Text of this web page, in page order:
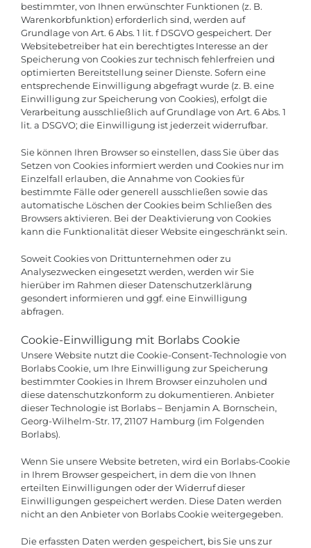
bestimmter, von Ihnen erwünschter Funktionen (z. B.
Warenkorbfunktion) erforderlich sind, werden auf
Grundlage von Art. 6 Abs. 1 lit. f DSGVO gespeichert. Der
Websitebetreiber hat ein berechtigtes Interesse an der
Speicherung von Cookies zur technisch fehlerfreien und
optimierten Bereitstellung seiner Dienste. Sofern eine
entsprechende Einwilligung abgefragt wurde (z. B. eine
Einwilligung zur Speicherung von Cookies), erfolgt die
Verarbeitung ausschließlich auf Grundlage von Art. 6 Abs. 1
lit. a DSGVO; die Einwilligung ist jederzeit widerrufbar.
Sie können Ihren Browser so einstellen, dass Sie über das
Setzen von Cookies informiert werden und Cookies nur im
Einzelfall erlauben, die Annahme von Cookies für
bestimmte Fälle oder generell ausschließen sowie das
automatische Löschen der Cookies beim Schließen des
Browsers aktivieren. Bei der Deaktivierung von Cookies
kann die Funktionalität dieser Website eingeschränkt sein.
Soweit Cookies von Drittunternehmen oder zu
Analysezwecken eingesetzt werden, werden wir Sie
hierüber im Rahmen dieser Datenschutzerklärung
gesondert informieren und ggf. eine Einwilligung
abfragen.
Cookie-Einwilligung mit Borlabs Cookie
Unsere Website nutzt die Cookie-Consent-Technologie von
Borlabs Cookie, um Ihre Einwilligung zur Speicherung
bestimmter Cookies in Ihrem Browser einzuholen und
diese datenschutzkonform zu dokumentieren. Anbieter
dieser Technologie ist Borlabs – Benjamin A. Bornschein,
Georg-Wilhelm-Str. 17, 21107 Hamburg (im Folgenden
Borlabs).
Wenn Sie unsere Website betreten, wird ein Borlabs-Cookie
in Ihrem Browser gespeichert, in dem die von Ihnen
erteilten Einwilligungen oder der Widerruf dieser
Einwilligungen gespeichert werden. Diese Daten werden
nicht an den Anbieter von Borlabs Cookie weitergegeben.
Die erfassten Daten werden gespeichert, bis Sie uns zur